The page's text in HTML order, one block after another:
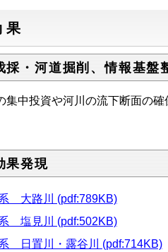
果
採・河道掘削、情報基盤
集中投資や河川の流下断面の
果発現
大路川 (pdf:789KB)
塩見川 (pdf:502KB)
日置川・露谷川 (pdf:714KB)